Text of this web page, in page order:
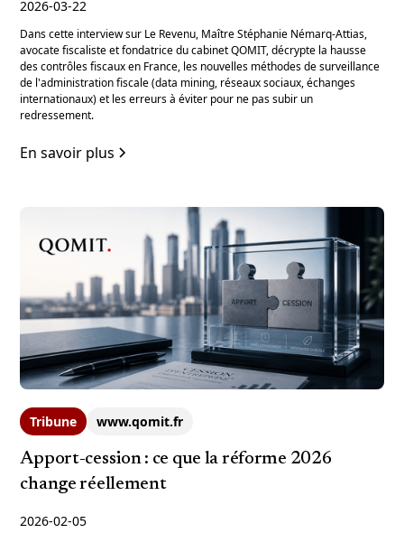
2026-03-22
Dans cette interview sur Le Revenu, Maître Stéphanie Némarq-Attias,
avocate fiscaliste et fondatrice du cabinet QOMIT, décrypte la hausse
des contrôles fiscaux en France, les nouvelles méthodes de surveillance
de l'administration fiscale (data mining, réseaux sociaux, échanges
internationaux) et les erreurs à éviter pour ne pas subir un
redressement.
En savoir plus
Tribune www.qomit.fr
Apport-cession : ce que la réforme 2026
change réellement
2026-02-05